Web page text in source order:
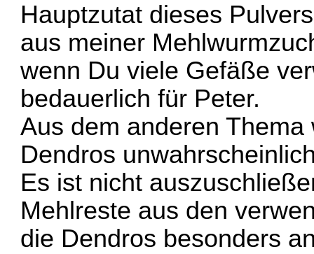
Hauptzutat dieses
aus meiner
wenn Du viele Gefäße
bedauerlich für Peter.
Aus dem anderen
Dendros
Es ist nicht
Mehlreste aus den
die Dendros besonders